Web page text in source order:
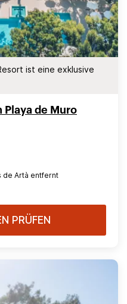
ist eine exklusive
Playa de Muro
de Artà entfernt
PRÜFEN